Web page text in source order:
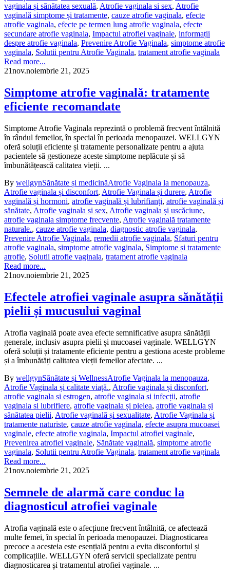
vaginala și sănătatea sexuală, Atrofie vaginala si sex, Atrofie
vaginală simptome și tratamente, cauze atrofie vaginala, efecte
atrofie vaginala, efecte pe termen lung atrofie vaginala, efecte
secundare atrofie vaginala, Impactul atrofiei vaginale, informații
despre atrofie vaginala, Prevenire Atrofie Vaginala, simptome atrofie
vaginala, Solutii pentru Atrofie Vaginala, tratament atrofie vaginala
Read more...
21nov.noiembrie 21, 2025
Simptome atrofie vaginală: tratamente
eficiente recomandate
Simptome Atrofie Vaginala reprezintă o problemă frecvent întâlnită
în rândul femeilor, în special în perioada menopauzei. WELLGYN
oferă soluții eficiente și tratamente personalizate pentru a ajuta
pacientele să gestioneze aceste simptome neplăcute și să
îmbunătățească calitatea vieții. ...
By wellgynSănătate și medicinăAtrofie Vaginala la menopauza,
Atrofie vaginala și disconfort, Atrofie Vaginala și durere, Atrofie
vaginală și hormoni, atrofie vaginală și lubrifianți, atrofie vaginală și
sănătate, Atrofie vaginala si sex, Atrofie vaginala și uscăciune,
atrofie vaginala simptome frecvente, Atrofie vaginală tratamente
naturale., cauze atrofie vaginala, diagnostic atrofie vaginala,
Prevenire Atrofie Vaginala, remedii atrofie vaginala, Sfaturi pentru
atrofie vaginala, simptome atrofie vaginala, Simptome și tratamente
atrofie, Solutii atrofie vaginala, tratament atrofie vaginala
Read more...
21nov.noiembrie 21, 2025
Efectele atrofiei vaginale asupra sănătății
pielii și mucusului vaginal
Atrofia vaginală poate avea efecte semnificative asupra sănătății
generale, inclusiv asupra pielii și mucoasei vaginale. WELLGYN
oferă soluții și tratamente eficiente pentru a gestiona aceste probleme
și a îmbunătăți calitatea vieții femeilor afectate. ...
By wellgynSănătate și WellnessAtrofie Vaginala la menopauza,
Atrofie Vaginala și calitate viață., Atrofie vaginala și disconfort,
atrofie vaginala si estrogen, atrofie vaginala si infecții, atrofie
vaginala si lubrifiere, atrofie vaginala și pielea, atrofie vaginala și
sănătatea pielii, Atrofie vaginală și sexualitate, Atrofie Vaginala și
tratamente naturiste, cauze atrofie vaginala, efecte asupra mucoasei
vaginale, efecte atrofie vaginala, Impactul atrofiei vaginale,
Prevenirea atrofiei vaginale, Sănătate vaginală, simptome atrofie
vaginala, Solutii pentru Atrofie Vaginala, tratament atrofie vaginala
Read more...
21nov.noiembrie 21, 2025
Semnele de alarmă care conduc la
diagnosticul atrofiei vaginale
Atrofia vaginală este o afecțiune frecvent întâlnită, ce afectează
multe femei, în special în perioada menopauzei. Diagnosticarea
precoce a acesteia este esențială pentru a evita disconfortul și
complicațiile. WELLGYN oferă servicii specializate pentru
diagnosticarea și tratamentul atrofiei vaginale. ...